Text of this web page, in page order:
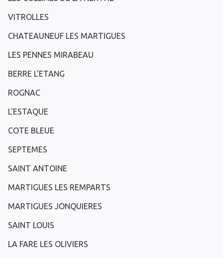
VITROLLES
CHATEAUNEUF LES MARTIGUES
LES PENNES MIRABEAU
BERRE L'ETANG
ROGNAC
L'ESTAQUE
COTE BLEUE
SEPTEMES
SAINT ANTOINE
MARTIGUES LES REMPARTS
MARTIGUES JONQUIERES
SAINT LOUIS
LA FARE LES OLIVIERS